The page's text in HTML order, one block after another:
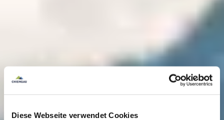
Diese Webseite verwendet Cookies